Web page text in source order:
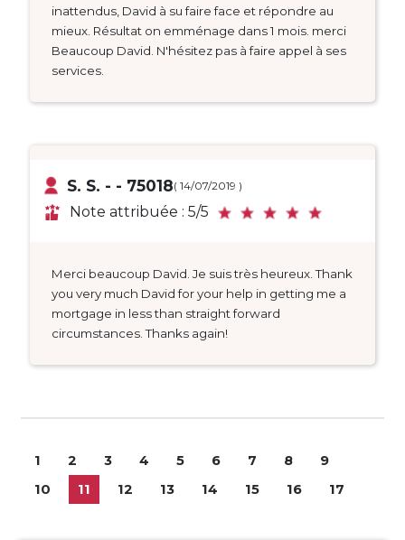
inattendus, David à su faire face et répondre au
mieux. Résultat on emménage dans 1 mois. merci
Beaucoup David. N'hésitez pas à faire appel à ses
services.
S. S. - - 75018( 14/07/2019 )
Note attribuée : 5/5
Merci beaucoup David. Je suis très heureux. Thank
you very much David for your help in getting me a
mortgage in less than straight forward
circumstances. Thanks again!
1 2 3 4 5 6 7 8
9
10
11 12 13 14 15 16 17